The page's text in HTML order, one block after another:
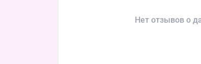
Нет отзывов о